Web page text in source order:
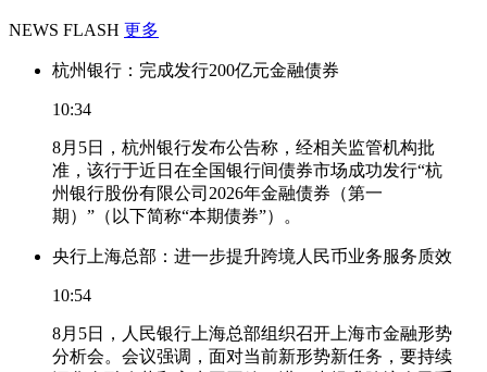
NEWS FLASH 更多
杭州银行：完成发行200亿元金融债券
10:34
8月5日，杭州银行发布公告称，经相关监管机构批
准，该行于近日在全国银行间债券市场成功发行“杭
州银行股份有限公司2026年金融债券（第一
期）”（以下简称“本期债券”）。
央行上海总部：进一步提升跨境人民币业务服务质效
10:54
8月5日，人民银行上海总部组织召开上海市金融形势
分析会。会议强调，面对当前新形势新任务，要持续